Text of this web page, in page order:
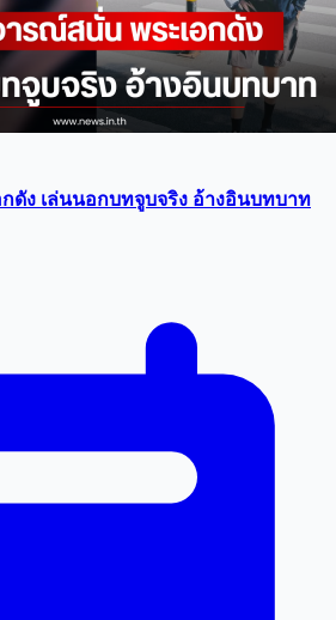
ดัง เล่นนอกบทจูบจริง อ้างอินบทบาท